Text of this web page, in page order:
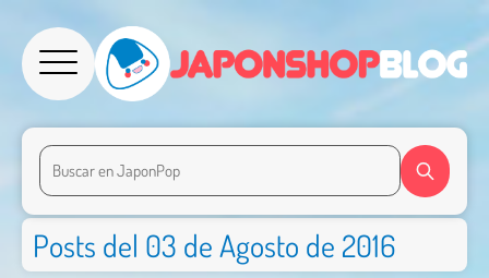
Posts del 03 de Agosto de 2016